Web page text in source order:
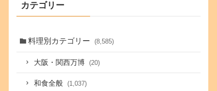
カテゴリー
料理別カテゴリー (8,585)
大阪・関西万博 (20)
和食全般 (1,037)